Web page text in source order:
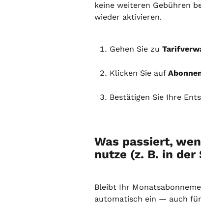
keine weiteren Gebühren
wieder aktivieren.
Gehen Sie zu
Klicken Sie auf
Bestätigen Sie Ihre
Was passiert,
nutze (z. B. in der
Bleibt Ihr
automatisch ein — auch